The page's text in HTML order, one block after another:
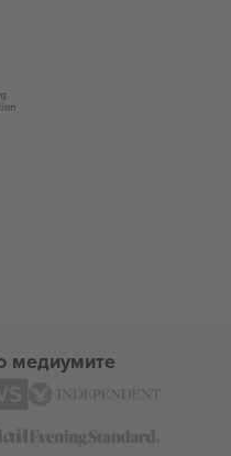
медиумите